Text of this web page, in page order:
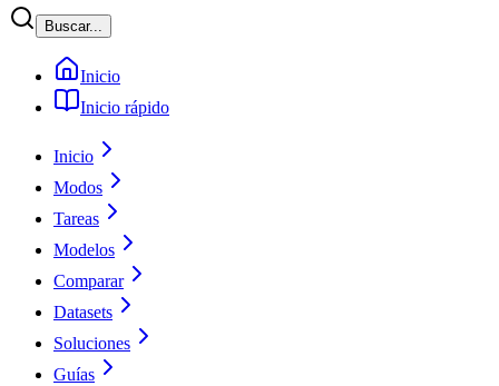
Buscar...
Inicio
Inicio rápido
Inicio
Modos
Tareas
Modelos
Comparar
Datasets
Soluciones
Guías